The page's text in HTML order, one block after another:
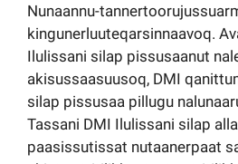
sullissivik.gl
Pilersaarutinut isaavik
Kommuni pillugu paasissutissat
Nunaannu-
kingunerluuteqarsinnaavoq.
Ilulissani silap pissusaanut
akisussaasuusoq, DMI
silap pissusaa pillugu
Tassani DMI Ilulissani silap
paasissutissat nutaanerpaat